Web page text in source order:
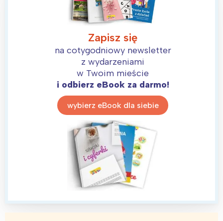
Zapisz się
na cotygodniowy newsletter
z wydarzeniami
w Twoim mieście
i odbierz eBook za darmo!
wybierz eBook dla siebie